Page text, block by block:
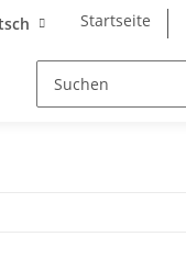
Startseite